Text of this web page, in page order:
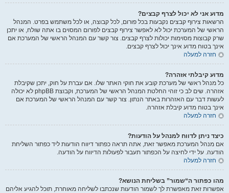
מדוע אני לא יכול לצרף קבצים?
הרשאות צירוף קבצים נקבעות בכל פורום, לכל קבוצה, או לכל משתמש בפרט. המנהל
הראשי של המערכת יכול לא לאפשר צירוף קבצים לפורום המסוים בו אתה שולח, או יתכן
שרק קבוצות מסוימות יכולות לצרף קבצים. צור קשר עם המנהל הראשי של המערכת אם
אינך בטוח מדוע אינך יכול לצרף קבצים.
חזרה למעלה
מדוע קיבלתי אזהרה?
כל מנהל ראשי של מערכת קובע את חוקי האתר שלו. אם עברת על חוק, יתכן שקיבלת
אזהרה. שים לב כי זוהי החלטת המנהל הראשי של המערכת, וקבוצת phpBB לא יכולה
לעשות דבר עם האזהרות באתר הנתון. צור קשר עם המנהל הראשי של המערכת אם
אינך בטוח מדוע קיבלת אזהרה.
חזרה למעלה
כיצד ניתן לדווח למנהל על הודעות?
אם מנהל המערכת מאפשר זאת, אתה תראה כפתור דיווח הודעות ליד כפתור השליחת
הודעה. על ידי לחיצה על הכפתור תעבור לפעולות הדיווח על הודעה.
חזרה למעלה
מהו כפתור ה“שמור” בשליחת הנושא?
אפשרות זאת מאפשרת לך לשמור הודעות שנכתבו לשליחה מאוחרת, תוכל להגיע אליהם